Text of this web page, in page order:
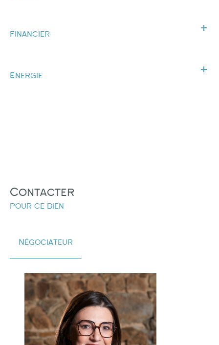
Financier
Energie
Contacter
pour ce bien
Négociateur